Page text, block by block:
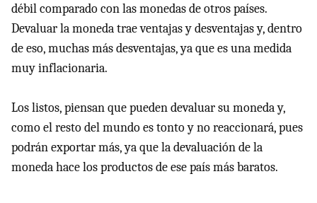
débil comparado con las monedas de otros países.
Devaluar la moneda trae ventajas y desventajas y, dentro
de eso, muchas más desventajas, ya que es una medida
muy inflacionaria.
Los listos, piensan que pueden devaluar su moneda y,
como el resto del mundo es tonto y no reaccionará, pues
podrán exportar más, ya que la devaluación de la
moneda hace los productos de ese país más baratos.